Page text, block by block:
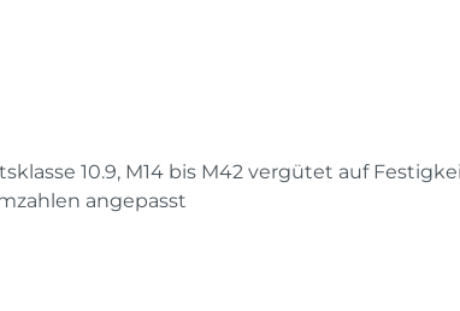
10.9, M14 bis M42 vergütet auf
angepasst